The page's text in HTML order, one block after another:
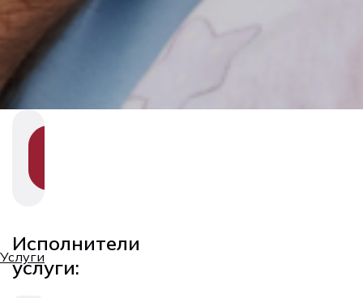
Услуги
Исполнители
услуги: